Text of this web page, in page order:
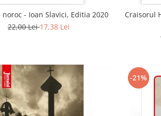
noroc - Ioan Slavici, Editia 2020
22,00 Lei17,38 Lei
Craisorul
-21%